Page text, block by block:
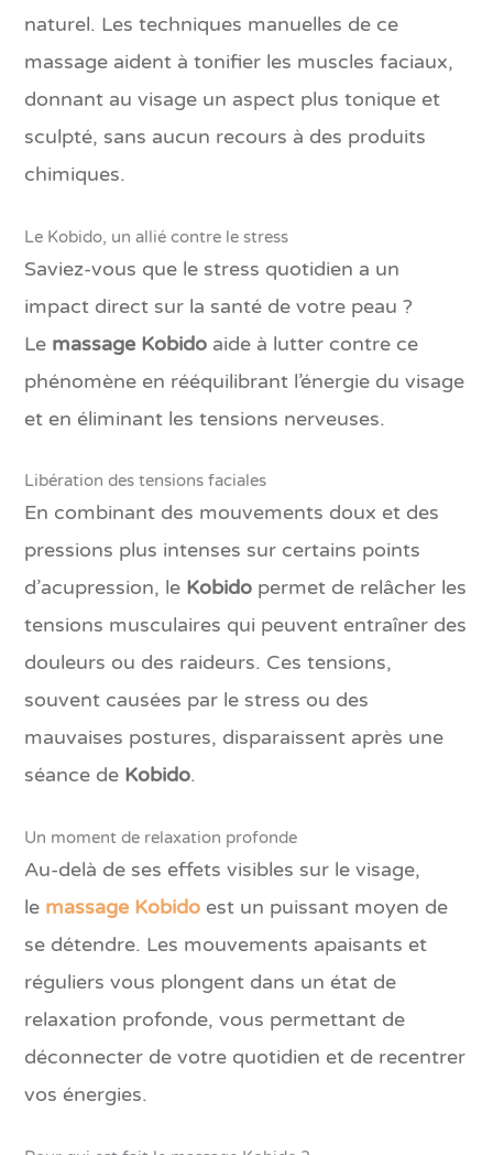
naturel. Les techniques manuelles de ce
massage aident à tonifier les muscles faciaux,
donnant au visage un aspect plus tonique et
sculpté, sans aucun recours à des produits
chimiques.
Le Kobido, un allié contre le stress
Saviez-vous que le stress quotidien a un
impact direct sur la santé de votre peau ?
Le massage Kobido aide à lutter contre ce
phénomène en rééquilibrant l’énergie du visage
et en éliminant les tensions nerveuses.
Libération des tensions faciales
En combinant des mouvements doux et des
pressions plus intenses sur certains points
d’acupression, le Kobido permet de relâcher les
tensions musculaires qui peuvent entraîner des
douleurs ou des raideurs. Ces tensions,
souvent causées par le stress ou des
mauvaises postures, disparaissent après une
séance de Kobido.
Un moment de relaxation profonde
Au-delà de ses effets visibles sur le visage,
le massage Kobido est un puissant moyen de
se détendre. Les mouvements apaisants et
réguliers vous plongent dans un état de
relaxation profonde, vous permettant de
déconnecter de votre quotidien et de recentrer
vos énergies.